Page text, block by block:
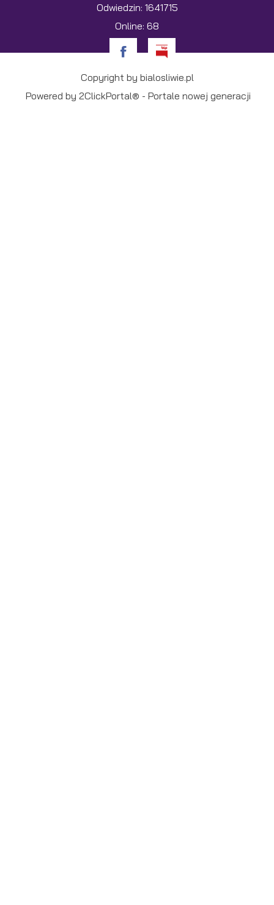
Odwiedzin: 1641715
Online: 68
Copyright by bialosliwie.pl
Powered by 2ClickPortal® - Portale nowej generacji